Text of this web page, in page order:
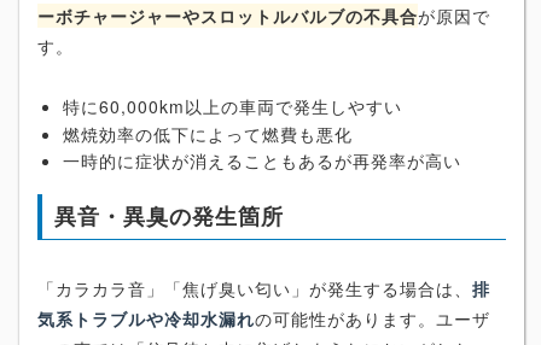
ーボチャージャーやスロットルバルブの不具合が原因で
す。
特に60,000km以上の車両で発生しやすい
燃焼効率の低下によって燃費も悪化
一時的に症状が消えることもあるが再発率が高い
異音・異臭の発生箇所
「カラカラ音」「焦げ臭い匂い」が発生する場合は、 排
気系トラブルや冷却水漏れの可能性があります。ユーザ